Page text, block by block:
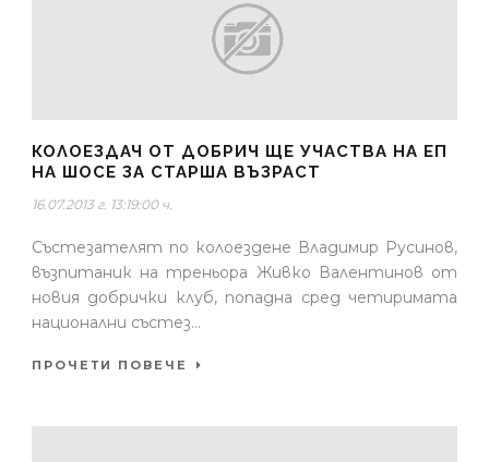
КОЛОЕЗДАЧ ОТ ДОБРИЧ ЩЕ УЧАСТВА НА ЕП
НА ШОСЕ ЗА СТАРША ВЪЗРАСТ
16.07.2013 г. 13:19:00 ч.
Състезателят по колоездене Владимир Русинов,
възпитаник на треньора Живко Валентинов от
новия добрички клуб, попадна сред четиримата
национални състез...
ПРОЧЕТИ ПОВЕЧЕ